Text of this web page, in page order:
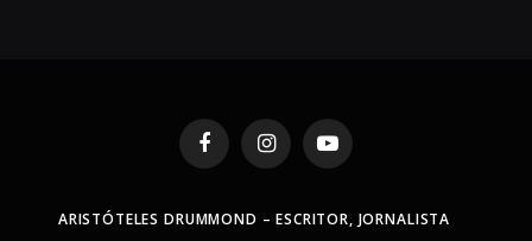
FacebookInstagramYouTube
ARISTÓTELES DRUMMOND – ESCRITOR, JORNALISTA